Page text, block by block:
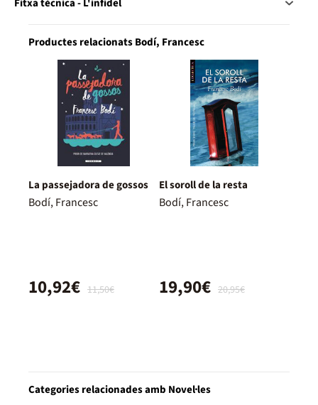
Fitxa tècnica - L'infidel
Productes relacionats Bodí, Francesc
La passejadora de gossos
Bodí, Francesc
11,50€
10,92€
El soroll de la resta
Bodí, Francesc
20,95€
19,90€
Categories relacionades amb Novel·les